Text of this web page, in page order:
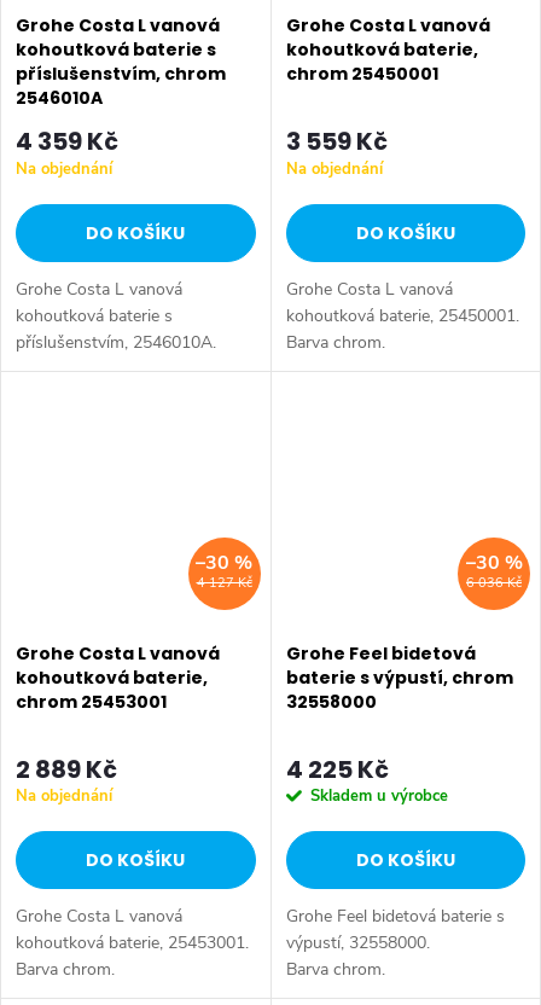
Grohe Costa L vanová
kohoutková baterie s
příslušenstvím, chrom
2546010A
4 359 Kč
Na objednání
DO KOŠÍKU
Grohe Costa L vanová
kohoutková baterie s
příslušenstvím, 2546010A.
Barva chrom.
Grohe Costa L vanová
kohoutková baterie,
chrom 25450001
3 559 Kč
Na objednání
DO KOŠÍKU
Grohe Costa L vanová
kohoutková baterie, 25450001.
Barva chrom.
4 127 Kč
–30 %
Grohe Costa L vanová
kohoutková baterie,
chrom 25453001
2 889 Kč
Na objednání
DO KOŠÍKU
Grohe Costa L vanová
kohoutková baterie, 25453001.
Barva chrom.
6 036 Kč
–30 %
Grohe Feel bidetová
baterie s výpustí, chrom
32558000
4 225 Kč
Skladem u výrobce
DO KOŠÍKU
Grohe Feel bidetová baterie s
výpustí, 32558000.
Barva chrom.